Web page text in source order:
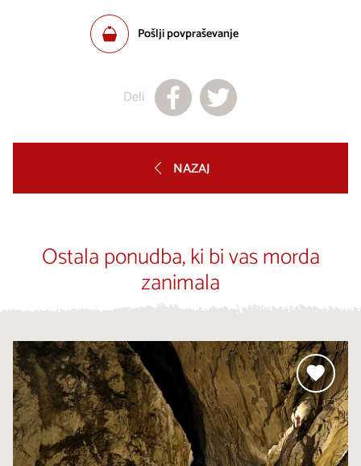
Pošlji povpraševanje
Deli
NAZAJ
Ostala ponudba, ki bi vas morda
zanimala